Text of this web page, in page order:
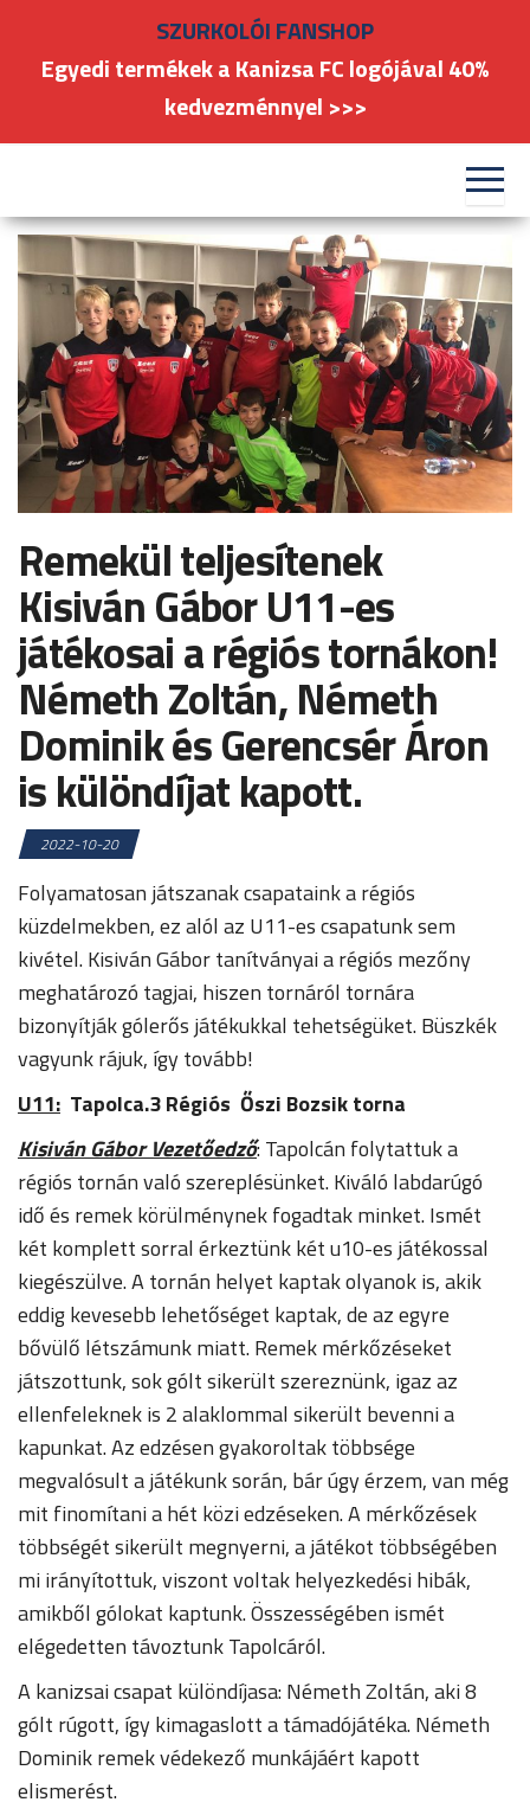
FC
#kanizsafoci
Remekül teljesítenek
Kisiván Gábor U11-es
játékosai a régiós tornákon!
Németh Zoltán, Németh
Dominik és Gerencsér Áron
is különdíjat kapott.
2022-10-20
Folyamatosan játszanak csapataink a régiós
küzdelmekben, ez alól az U11-es csapatunk sem
kivétel. Kisiván Gábor tanítványai a régiós mezőny
meghatározó tagjai, hiszen tornáról tornára
bizonyítják gólerős játékukkal tehetségüket. Büszkék
vagyunk rájuk, így tovább!
U11: Tapolca.3 Régiós Őszi Bozsik torna
Kisiván Gábor Vezetőedző: Tapolcán folytattuk a
régiós tornán való szereplésünket. Kiváló labdarúgó
idő és remek körülménynek fogadtak minket. Ismét
két komplett sorral érkeztünk két u10-es játékossal
kiegészülve. A tornán helyet kaptak olyanok is, akik
eddig kevesebb lehetőséget kaptak, de az egyre
bővülő létszámunk miatt. Remek mérkőzéseket
játszottunk, sok gólt sikerült szereznünk, igaz az
ellenfeleknek is 2 alaklommal sikerült bevenni a
kapunkat. Az edzésen gyakoroltak többsége
megvalósult a játékunk során, bár úgy érzem, van még
mit finomítani a hét közi edzéseken. A mérkőzések
többségét sikerült megnyerni, a játékot többségében
mi irányítottuk, viszont voltak helyezkedési hibák,
amikből gólokat kaptunk. Összességében ismét
elégedetten távoztunk Tapolcáról.
A kanizsai csapat különdíjasa: Németh Zoltán, aki 8
gólt rúgott, így kimagaslott a támadójátéka. Németh
Dominik remek védekező munkájáért kapott
elismerést.
SZURKOLÓI FANSHOP
Egyedi termékek a Kanizsa FC logójával 40%
kedvezménnyel >>>